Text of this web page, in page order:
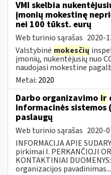
VMI skelbia
įmonių mokestinę
nei 100 tūkst. eurų
Web turinio sąrašas 2020-
Valstybinė mokesčių
įmonių, nukentėjusių nuo
naudojasi mokestine
Metai: 2020
Darbo organizavimo ir
informacinės sistemos
paslaugų
Web turinio sąrašas 2020-
INFORMACIJA APIE
pirkimai I. PERKANČIOJI
KONTAKTINIAI
organizacijos pavadinimas...